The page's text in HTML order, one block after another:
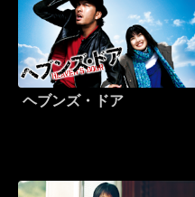
ヘブンズ・ドア